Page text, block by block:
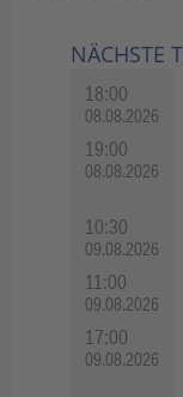
NÄCHSTE
18:00
08.08.2026
19:00
08.08.2026
10:30
09.08.2026
11:00
09.08.2026
17:00
09.08.2026